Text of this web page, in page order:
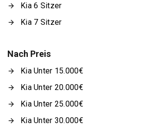
Kia 6 Sitzer
Kia 7 Sitzer
Nach Preis
Kia Unter 15.000€
Kia Unter 20.000€
Kia Unter 25.000€
Kia Unter 30.000€